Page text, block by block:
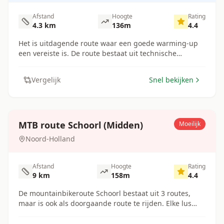
singletrack over de zandduinen van Ginkelduin. Deze
route kan gecombineerd worden met de MTB routes
Afstand
4.3 km
Hoogte
136m
Rating
4.4
Het is uitdagende route waar een goede warming-up
een vereiste is. De route bestaat uit technische
route is aaneengesloten te rijden met de 17,3 kilometer
Vergelijk Snel bekijken
MTB route Schoorl (Midden)
Noord-Holland
Moeilijk
Afstand
9 km
Hoogte
158m
Rating
4.4
De mountainbikeroute Schoorl bestaat uit 3 routes,
maar is ook als doorgaande route te rijden. Elke lus